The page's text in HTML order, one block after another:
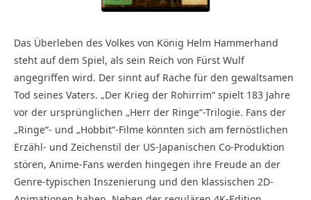
Das Überleben des Volkes von König Helm Hammerhand
steht auf dem Spiel, als sein Reich von Fürst Wulf
angegriffen wird. Der sinnt auf Rache für den gewaltsamen
Tod seines Vaters. „Der Krieg der Rohirrim“ spielt 183 Jahre
vor der ursprünglichen „Herr der Ringe“-Trilogie. Fans der
„Ringe“- und „Hobbit“-Filme könnten sich am fernöstlichen
Erzähl- und Zeichenstil der US-Japanischen Co-Produktion
stören, Anime-Fans werden hingegen ihre Freude an der
Genre-typischen Inszenierung und den klassischen 2D-